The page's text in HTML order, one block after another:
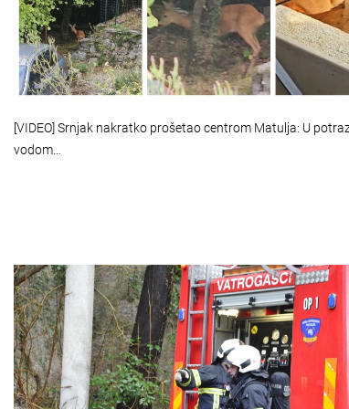
[VIDEO] Srnjak nakratko prošetao centrom Matulja: U
vodom…